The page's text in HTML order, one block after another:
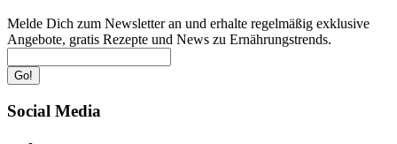
Melde Dich zum Newsletter an und erhalte regelmäßig exklusive
Angebote, gratis Rezepte und News zu Ernährungstrends.
Go!
Social Media